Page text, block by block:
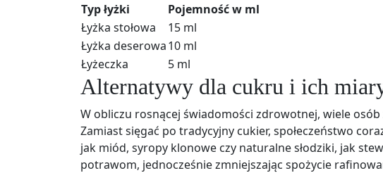
Typ łyżki
Pojemność w ml
Łyżka stołowa
15 ml
Łyżka deserowa10 ml
Łyżeczka
5 ml
Alternatywy dla cukru i ich
W obliczu rosnącej świadomości zdrowotnej, wiele
Zamiast sięgać po tradycyjny cukier, społeczeństwo
jak miód, syropy klonowe czy naturalne słodziki, jak
potrawom, jednocześnie zmniejszając spożycie